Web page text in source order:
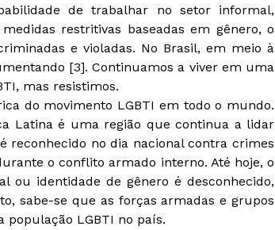
de trabalhar no setor informal,
restritivas baseadas em gênero, o
e violadas. No Brasil, em meio à
[3]. Continuamos a viver em uma
mas resistimos.
do movimento LGBTI em todo o mundo.
Latina é uma região que continua a lidar
reconhecido no dia nacional contra crimes
o conflito armado interno. Até hoje, o
ou identidade de gênero é desconhecido,
sabe-se que as forças armadas e grupos
LGBTI no país.